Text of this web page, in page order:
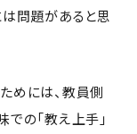
は問題があると思
めには、教員側
の「教え上手」